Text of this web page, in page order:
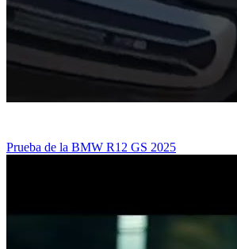
Prueba de la BMW R12 GS 2025